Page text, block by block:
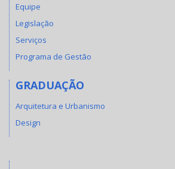
Equipe
Legislação
Serviços
Programa de Gestão
GRADUAÇÃO
Arquitetura e Urbanismo
Design